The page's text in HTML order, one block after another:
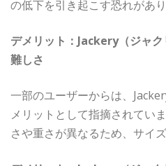
の低下を引き起こす恐れがあり
デメリット：Jackery（ジャ
難しさ
一部のユーザーからは、
メリットとして指摘されてい
さや重さが異なるため、サイ